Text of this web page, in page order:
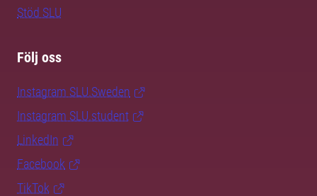
Stöd SLU
Följ oss
Instagram SLU.Sweden
Instagram SLU.student
LinkedIn
Facebook
TikTok